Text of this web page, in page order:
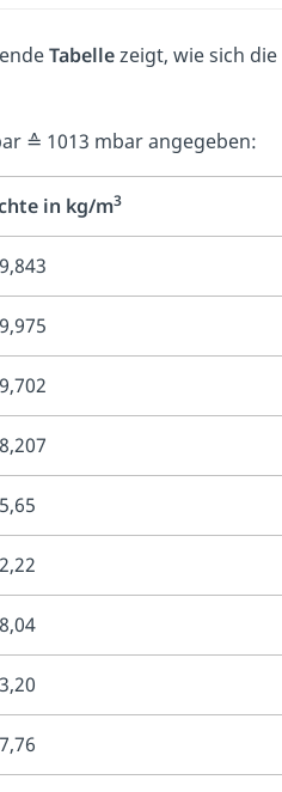
Tabellezeigt, wie sich die
≙ 1013 mbar angegeben:
in kg/m3